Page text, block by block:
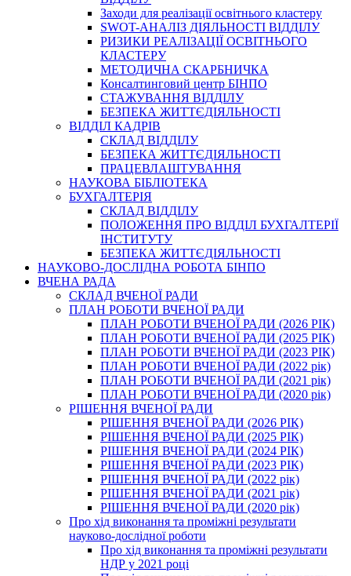
Заходи для реалізації освітнього кластеру
SWOT-АНАЛІЗ ДІЯЛЬНОСТІ ВІДДІЛУ
РИЗИКИ РЕАЛІЗАЦІЇ ОСВІТНЬОГО
КЛАСТЕРУ
МЕТОДИЧНА СКАРБНИЧКА
Консалтинговий центр БІНПО
СТАЖУВАННЯ ВІДДІЛУ
БЕЗПЕКА ЖИТТЄДІЯЛЬНОСТІ
ВІДДІЛ КАДРІВ
СКЛАД ВІДДІЛУ
БЕЗПЕКА ЖИТТЄДІЯЛЬНОСТІ
ПРАЦЕВЛАШТУВАННЯ
НАУКОВА БІБЛІОТЕКА
БУХГАЛТЕРІЯ
СКЛАД ВІДДІЛУ
ПОЛОЖЕННЯ ПРО ВІДДІЛ БУХГАЛТЕРІЇ
ІНСТИТУТУ
БЕЗПЕКА ЖИТТЄДІЯЛЬНОСТІ
НАУКОВО-ДОСЛІДНА РОБОТА БІНПО
ВЧЕНА РАДА
СКЛАД ВЧЕНОЇ РАДИ
ПЛАН РОБОТИ ВЧЕНОЇ РАДИ
ПЛАН РОБОТИ ВЧЕНОЇ РАДИ (2026 РІК)
ПЛАН РОБОТИ ВЧЕНОЇ РАДИ (2025 РІК)
ПЛАН РОБОТИ ВЧЕНОЇ РАДИ (2023 РІК)
ПЛАН РОБОТИ ВЧЕНОЇ РАДИ (2022 рік)
ПЛАН РОБОТИ ВЧЕНОЇ РАДИ (2021 рік)
ПЛАН РОБОТИ ВЧЕНОЇ РАДИ (2020 рік)
РІШЕННЯ ВЧЕНОЇ РАДИ
РІШЕННЯ ВЧЕНОЇ РАДИ (2026 РІК)
РІШЕННЯ ВЧЕНОЇ РАДИ (2025 РІК)
РІШЕННЯ ВЧЕНОЇ РАДИ (2024 РІК)
РІШЕННЯ ВЧЕНОЇ РАДИ (2023 РІК)
РІШЕННЯ ВЧЕНОЇ РАДИ (2022 рік)
РІШЕННЯ ВЧЕНОЇ РАДИ (2021 рік)
РІШЕННЯ ВЧЕНОЇ РАДИ (2020 рік)
Про хід виконання та проміжні результати
науково-дослідної роботи
Про хід виконання та проміжні результати
НДР у 2021 році